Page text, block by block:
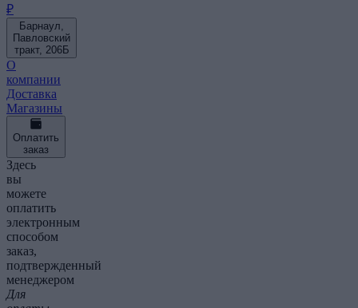
₽
Барнаул,
Павловский
тракт, 206Б
О
компании
Доставка
Магазины
Оплатить
заказ
Здесь
вы
можете
оплатить
электронным
способом
заказ,
подтвержденный
менеджером
Для